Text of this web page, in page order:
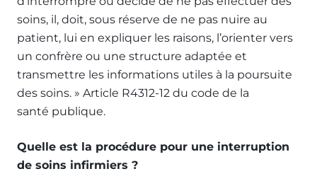
soins, il, doit, sous réserve de ne pas nuire au
patient, lui en expliquer les raisons, l’orienter vers
un confrère ou une structure adaptée et
transmettre les informations utiles à la poursuite
des soins. » Article R4312-12 du code de la
santé publique.
Quelle est la procédure pour une interruption
de soins infirmiers ?